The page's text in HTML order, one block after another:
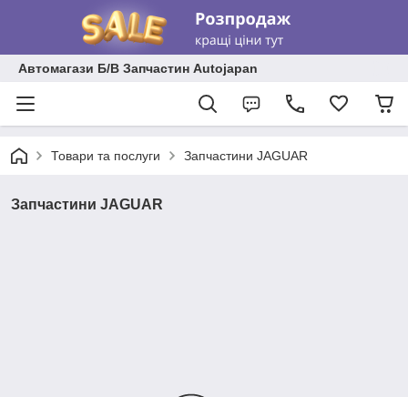
Автомагази Б/В Запчастин Autojapan
Товари та послуги Запчастини JAGUAR
Запчастини JAGUAR